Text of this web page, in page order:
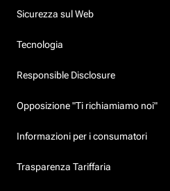
Sicurezza sul Web
Tecnologia
Responsible Disclosure
Opposizione "Ti richiamiamo noi"
Informazioni per i consumatori
Trasparenza Tariffaria